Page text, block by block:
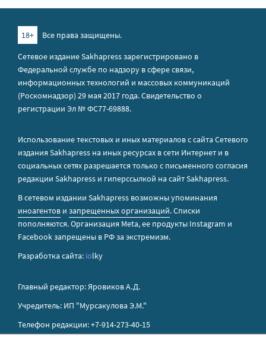
18+
Все права защищены.
Сетевое издание Sakhapress зарегистрировано в
Федеральной службе по надзору в сфере связи,
информационных технологий и массовых коммуникаций
(Роскомнадзор) 29 мая 2017 года. Свидетельство о
регистрации Эл № ФС77-69888.
Использование текстовых и иных материалов с сайта Сетевого
издания Sakhapress на иных ресурсах в сети Интернет и в
социальных сетях разрешается только с письменного согласия
редакции Sakhapress и гиперссылкой на сайт Sakhapress.
В сетевом издании Sakhapress возможны упоминания
иноагентов и запрещенных организаций. Списки
пополняются. Организация Metа, ее продукты Instagram и
Facebook запрещены в РФ за экстремизм.
Разработка сайта: iolky
Главный редактор: Яровиков А.Д.
Учредитель: ИП "Мурсакулова Э.М."
Телефон редакции: +7-914-273-40-15